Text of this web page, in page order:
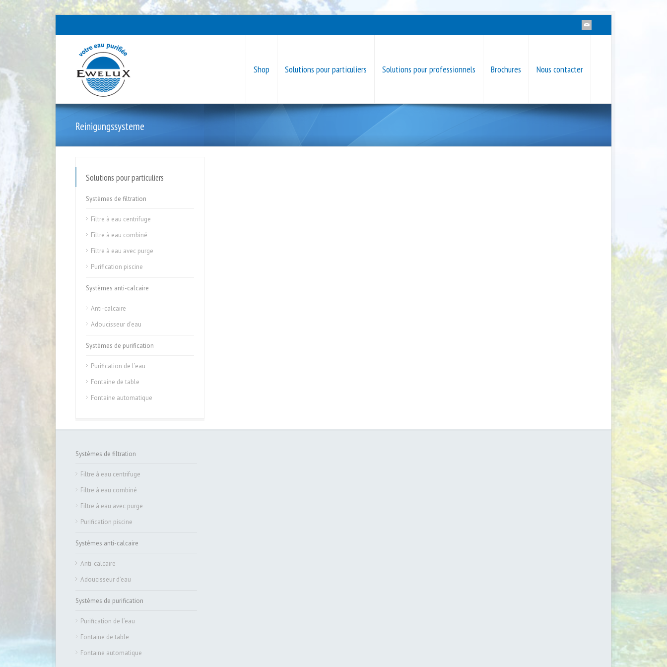
Shop Solutions pour particuliers Solutions pour professionnels Brochures Nous contacter
Reinigungssysteme
Solutions pour particuliers
Systèmes de filtration
Filtre à eau centrifuge
Filtre à eau combiné
Filtre à eau avec purge
Purification piscine
Systèmes anti-calcaire
Anti-calcaire
Adoucisseur d’eau
Systèmes de purification
Purification de l’eau
Fontaine de table
Fontaine automatique
Systèmes de filtration
Filtre à eau centrifuge
Filtre à eau combiné
Filtre à eau avec purge
Purification piscine
Systèmes anti-calcaire
Anti-calcaire
Adoucisseur d’eau
Systèmes de purification
Purification de l’eau
Fontaine de table
Fontaine automatique